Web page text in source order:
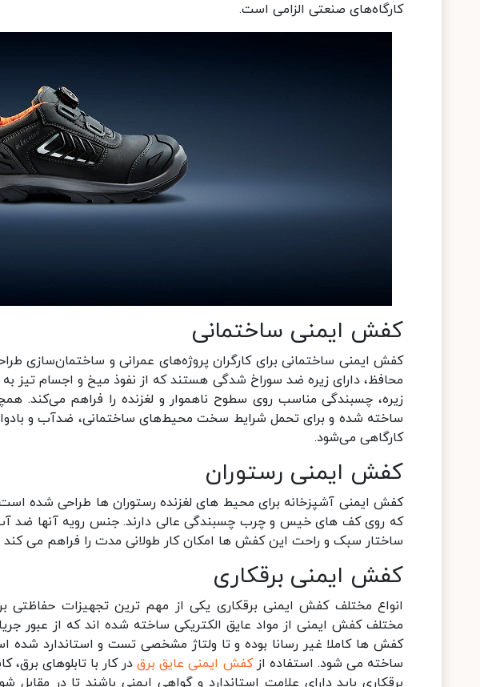
کارگاه‌های صنعتی الزامی است.
کفش ایمنی ساختمانی
کفش ایمنی ساختمانی برای کارگران پروژه‌های عمرانی و ساختمان‌سازی
محافظ، دارای زیره ضد سوراخ شدگی هستند که از نفوذ میخ و اجسام تیز
زیره، چسبندگی مناسب روی سطوح ناهموار و لغزنده را فراهم می‌کند.
ساخته شده و برای تحمل شرایط سخت محیط‌های ساختمانی، ضدآب و
کارگاهی می‌شود.
کفش ایمنی رستوران
کفش ایمنی آشپزخانه برای محیط های لغزنده رستوران ها طراحی شده
که روی کف های خیس و چرب چسبندگی عالی دارند. جنس رویه آنها ضد
ساختار سبک و راحت این کفش ها امکان کار طولانی مدت را فراهم می
کفش ایمنی برقکاری
انواع مختلف کفش ایمنی برقکاری یکی از مهم ترین تجهیزات حفاظتی
مختلف کفش ایمنی از مواد عایق الکتریکی ساخته شده اند که از عبور
کفش ها کاملا غیر رسانا بوده و تا ولتاژ مشخصی تست و استاندارد شده
ساخته می شود. استفاده ازکفش ایمنی عایق برقدر کار با تابلوهای
برقکاری باید دارای علامت استاندارد و گواهی ایمنی باشند تا در